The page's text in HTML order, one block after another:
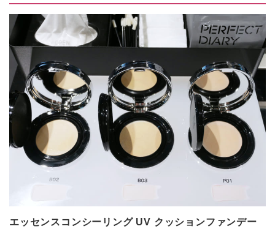
エッセンスコンシーリング UV クッションファンデー